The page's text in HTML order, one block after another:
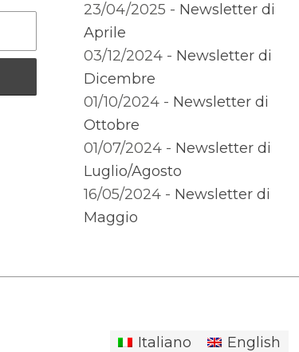
23/04/2025 - Newsletter di
Aprile
03/12/2024 - Newsletter di
Dicembre
01/10/2024 - Newsletter di
Ottobre
01/07/2024 - Newsletter di
Luglio/Agosto
16/05/2024 - Newsletter di
Maggio
Italiano English